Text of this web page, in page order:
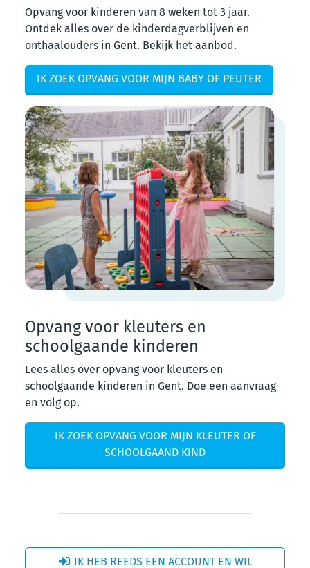
Opvang voor kinderen van 8 weken tot 3 jaar.
Ontdek alles over de kinderdagverblijven en
onthaalouders in Gent. Bekijk het aanbod.
IK ZOEK OPVANG VOOR MIJN BABY OF PEUTER
Opvang voor kleuters en
schoolgaande kinderen
Lees alles over opvang voor kleuters en
schoolgaande kinderen in Gent. Doe een aanvraag
en volg op.
IK ZOEK OPVANG VOOR MIJN KLEUTER OF
SCHOOLGAAND KIND
IK HEB REEDS EEN ACCOUNT EN WIL